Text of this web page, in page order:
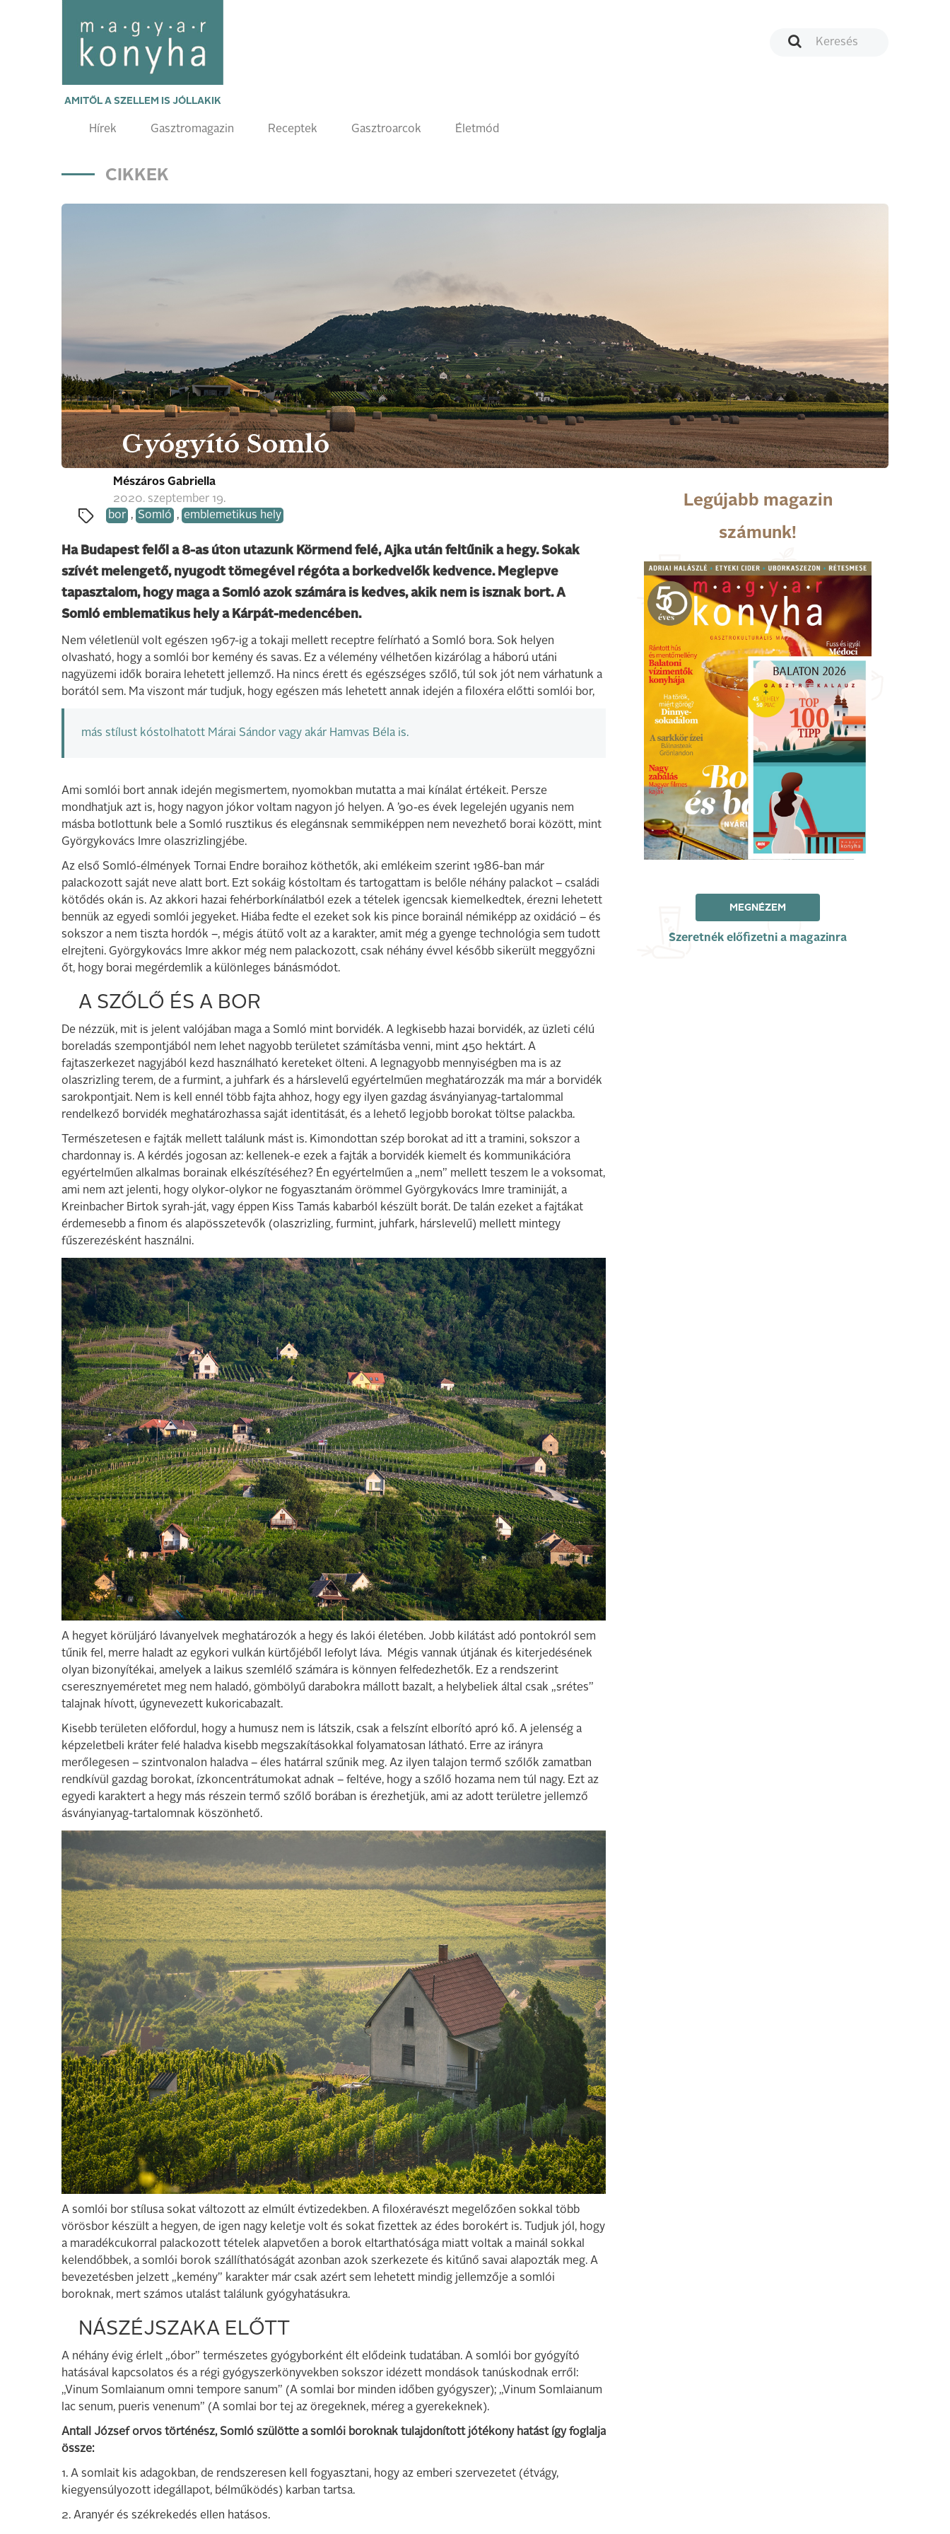
AMITŐL A SZELLEM IS JÓLLAKIK
Hírek Gasztromagazin Receptek Gasztroarcok Életmód
CIKKEK
Gyógyító Somló
Mészáros Gabriella
2020. szeptember 19.
bor , Somló , emblemetikus hely
Ha Budapest felől a 8-as úton utazunk Körmend felé, Ajka után feltűnik a hegy. Sokak
szívét melengető, nyugodt tömegével régóta a borkedvelők kedvence. Meglepve
tapasztalom, hogy maga a Somló azok számára is kedves, akik nem is isznak bort. A
Somló emblematikus hely a Kárpát-medencében.
Nem véletlenül volt egészen 1967-ig a tokaji mellett receptre felírható a Somló bora. Sok helyen
olvasható, hogy a somlói bor kemény és savas. Ez a vélemény vélhetően kizárólag a háború utáni
nagyüzemi idők boraira lehetett jellemző. Ha nincs érett és egészséges szőlő, túl sok jót nem várhatunk a
borától sem. Ma viszont már tudjuk, hogy egészen más lehetett annak idején a filoxéra előtti somlói bor,
más stílust kóstolhatott Márai Sándor vagy akár Hamvas Béla is.
Ami somlói bort annak idején megismertem, nyomokban mutatta a mai kínálat értékeit. Persze
mondhatjuk azt is, hogy nagyon jókor voltam nagyon jó helyen. A ’90-es évek legelején ugyanis nem
másba botlottunk bele a Somló rusztikus és elegánsnak semmiképpen nem nevezhető borai között, mint
Györgykovács Imre olaszrizlingjébe.
Az első Somló-élmények Tornai Endre boraihoz köthetők, aki emlékeim szerint 1986-ban már
palackozott saját neve alatt bort. Ezt sokáig kóstoltam és tartogattam is belőle néhány palackot – családi
kötődés okán is. Az akkori hazai fehérborkínálatból ezek a tételek igencsak kiemelkedtek, érezni lehetett
bennük az egyedi somlói jegyeket. Hiába fedte el ezeket sok kis pince borainál némiképp az oxidáció – és
sokszor a nem tiszta hordók –, mégis átütő volt az a karakter, amit még a gyenge technológia sem tudott
elrejteni. Györgykovács Imre akkor még nem palackozott, csak néhány évvel később sikerült meggyőzni
őt, hogy borai megérdemlik a különleges bánásmódot.
A SZŐLŐ ÉS A BOR
De nézzük, mit is jelent valójában maga a Somló mint borvidék. A legkisebb hazai borvidék, az üzleti célú
boreladás szempontjából nem lehet nagyobb területet számításba venni, mint 450 hektárt. A
fajtaszerkezet nagyjából kezd használható kereteket ölteni. A legnagyobb mennyiségben ma is az
olaszrizling terem, de a furmint, a juhfark és a hárslevelű egyértelműen meghatározzák ma már a borvidék
sarokpontjait. Nem is kell ennél több fajta ahhoz, hogy egy ilyen gazdag ásványianyag-tartalommal
rendelkező borvidék meghatározhassa saját identitását, és a lehető legjobb borokat töltse palackba.
Természetesen e fajták mellett találunk mást is. Kimondottan szép borokat ad itt a tramini, sokszor a
chardonnay is. A kérdés jogosan az: kellenek-e ezek a fajták a borvidék kiemelt és kommunikációra
egyértelműen alkalmas borainak elkészítéséhez? Én egyértelműen a „nem” mellett teszem le a voksomat,
ami nem azt jelenti, hogy olykor-olykor ne fogyasztanám örömmel Györgykovács Imre traminiját, a
Kreinbacher Birtok syrah-ját, vagy éppen Kiss Tamás kabarból készült borát. De talán ezeket a fajtákat
érdemesebb a finom és alapösszetevők (olaszrizling, furmint, juhfark, hárslevelű) mellett mintegy
fűszerezésként használni.
A hegyet körüljáró lávanyelvek meghatározók a hegy és lakói életében. Jobb kilátást adó pontokról sem
tűnik fel, merre haladt az egykori vulkán kürtőjéből lefolyt láva. Mégis vannak útjának és kiterjedésének
olyan bizonyítékai, amelyek a laikus szemlélő számára is könnyen felfedezhetők. Ez a rendszerint
cseresznyeméretet meg nem haladó, gömbölyű darabokra mállott bazalt, a helybeliek által csak „srétes”
talajnak hívott, úgynevezett kukoricabazalt.
Kisebb területen előfordul, hogy a humusz nem is látszik, csak a felszínt elborító apró kő. A jelenség a
képzeletbeli kráter felé haladva kisebb megszakításokkal folyamatosan látható. Erre az irányra
merőlegesen – szintvonalon haladva – éles határral szűnik meg. Az ilyen talajon termő szőlők zamatban
rendkívül gazdag borokat, ízkoncentrátumokat adnak – feltéve, hogy a szőlő hozama nem túl nagy. Ezt az
egyedi karaktert a hegy más részein termő szőlő borában is érezhetjük, ami az adott területre jellemző
ásványianyag-tartalomnak köszönhető.
A somlói bor stílusa sokat változott az elmúlt évtizedekben. A filoxéravészt megelőzően sokkal több
vörösbor készült a hegyen, de igen nagy keletje volt és sokat fizettek az édes borokért is. Tudjuk jól, hogy
a maradékcukorral palackozott tételek alapvetően a borok eltarthatósága miatt voltak a mainál sokkal
kelendőbbek, a somlói borok szállíthatóságát azonban azok szerkezete és kitűnő savai alapozták meg. A
bevezetésben jelzett „kemény” karakter már csak azért sem lehetett mindig jellemzője a somlói
boroknak, mert számos utalást találunk gyógyhatásukra.
NÁSZÉJSZAKA ELŐTT
A néhány évig érlelt „óbor” természetes gyógyborként élt elődeink tudatában. A somlói bor gyógyító
hatásával kapcsolatos és a régi gyógyszerkönyvekben sokszor idézett mondások tanúskodnak erről:
„Vinum Somlaianum omni tempore sanum” (A somlai bor minden időben gyógyszer); „Vinum Somlaianum
lac senum, pueris venenum” (A somlai bor tej az öregeknek, méreg a gyerekeknek).
Antall József orvos történész, Somló szülötte a somlói boroknak tulajdonított jótékony hatást így foglalja
össze:
1. A somlait kis adagokban, de rendszeresen kell fogyasztani, hogy az emberi szervezetet (étvágy,
kiegyensúlyozott idegállapot, bélműködés) karban tartsa.
2. Aranyér és székrekedés ellen hatásos.
Legújabb magazin
számunk!
MEGNÉZEM
Szeretnék előfizetni a magazinra